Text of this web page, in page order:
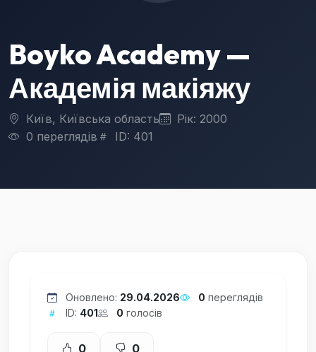
Boyko Academy —
Академія макіяжу
Київ, Київська область
Рік: 2000
0 переглядів
ID: 401
Оновлено: 29.04.2026 0 переглядів
ID: 401 0 голосів
0 0